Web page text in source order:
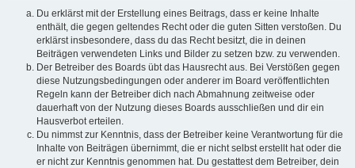
Du erklärst mit der Erstellung eines Beitrags, dass er keine Inhalte
enthält, die gegen geltendes Recht oder die guten Sitten verstoßen. Du
erklärst insbesondere, dass du das Recht besitzt, die in deinen
Beiträgen verwendeten Links und Bilder zu setzen bzw. zu verwenden.
Der Betreiber des Boards übt das Hausrecht aus. Bei Verstößen gegen
diese Nutzungsbedingungen oder anderer im Board veröffentlichten
Regeln kann der Betreiber dich nach Abmahnung zeitweise oder
dauerhaft von der Nutzung dieses Boards ausschließen und dir ein
Hausverbot erteilen.
Du nimmst zur Kenntnis, dass der Betreiber keine Verantwortung für die
Inhalte von Beiträgen übernimmt, die er nicht selbst erstellt hat oder die
er nicht zur Kenntnis genommen hat. Du gestattest dem Betreiber, dein